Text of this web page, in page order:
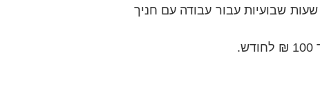
היקף העבודה גמיש מאוד ונקבע בתיאום מלא מול הזכאי, כאשר הממוצע עומד על כ-6 עד 10 שעות שבועיות עבור עבודה עם חניך